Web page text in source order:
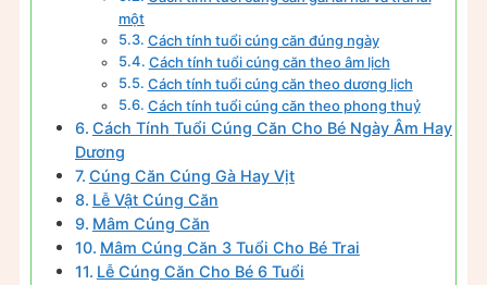
một
Cách tính tuổi cúng căn đúng ngày
Cách tính tuổi cúng căn theo âm lịch
Cách tính tuổi cúng căn theo dương lịch
Cách tính tuổi cúng căn theo phong thuỷ
Cách Tính Tuổi Cúng Căn Cho Bé Ngày Âm Hay
Dương
Cúng Căn Cúng Gà Hay Vịt
Lễ Vật Cúng Căn
Mâm Cúng Căn
Mâm Cúng Căn 3 Tuổi Cho Bé Trai
Lễ Cúng Căn Cho Bé 6 Tuổi